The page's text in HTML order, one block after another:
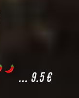
… 9.5 €